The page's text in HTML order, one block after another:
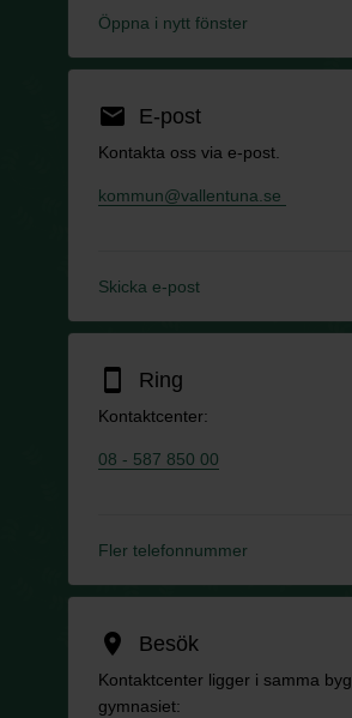
Öppna i nytt fönster
email E-post
Kontakta oss via e-post.
kommun@vallentuna.se
Skicka e-post
smartphone Ring
Kontaktcenter:
08 - 587 850 00
Fler telefonnummer
location_on Besök
Kontaktcenter ligger i samma
gymnasiet: